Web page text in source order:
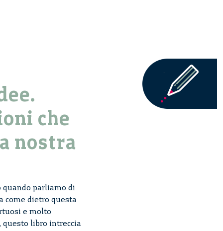
che
nostra
quando parliamo di
come dietro questa
e molto
libro intreccia